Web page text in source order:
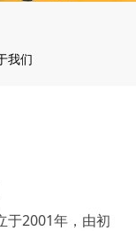
我们
于2001年，由初